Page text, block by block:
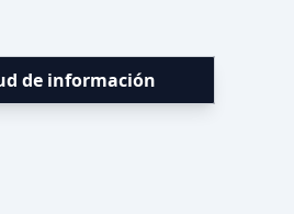
de información